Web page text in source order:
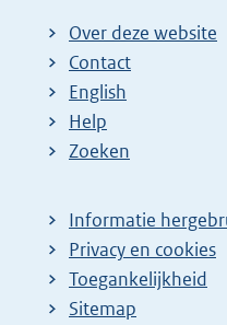
Over deze website
Contact
English
Help
Zoeken
Informatie
Privacy en cookies
Toegankelijkheid
Sitemap